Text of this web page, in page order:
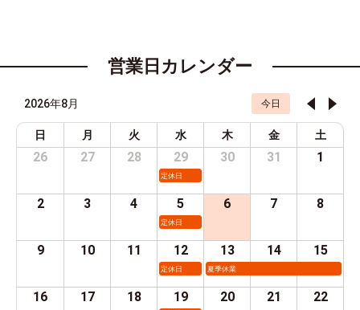
営業日カレンダー
2026年8月 今日
日 月 火 水 木 金 土
26 27 28 29
定休日
30 31 1
2 3 4 5
定休日
6 7 8
9 10 11 12
定休日
13
夏季休業
14 15
16 17 18 19 20 21 22